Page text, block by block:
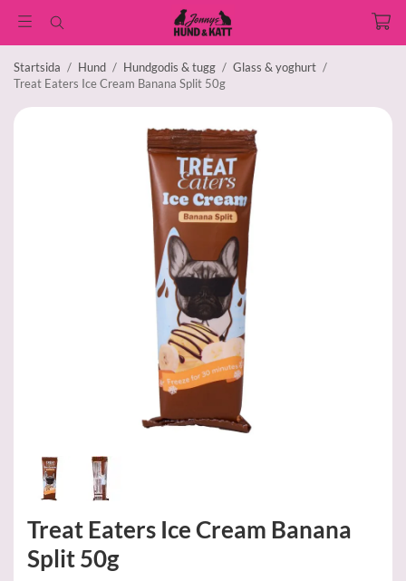
Startsida / Hund / Hundgodis & tugg / Glass & yoghurt /
Treat Eaters Ice Cream Banana Split 50g
Treat Eaters Ice Cream Banana
Split 50g